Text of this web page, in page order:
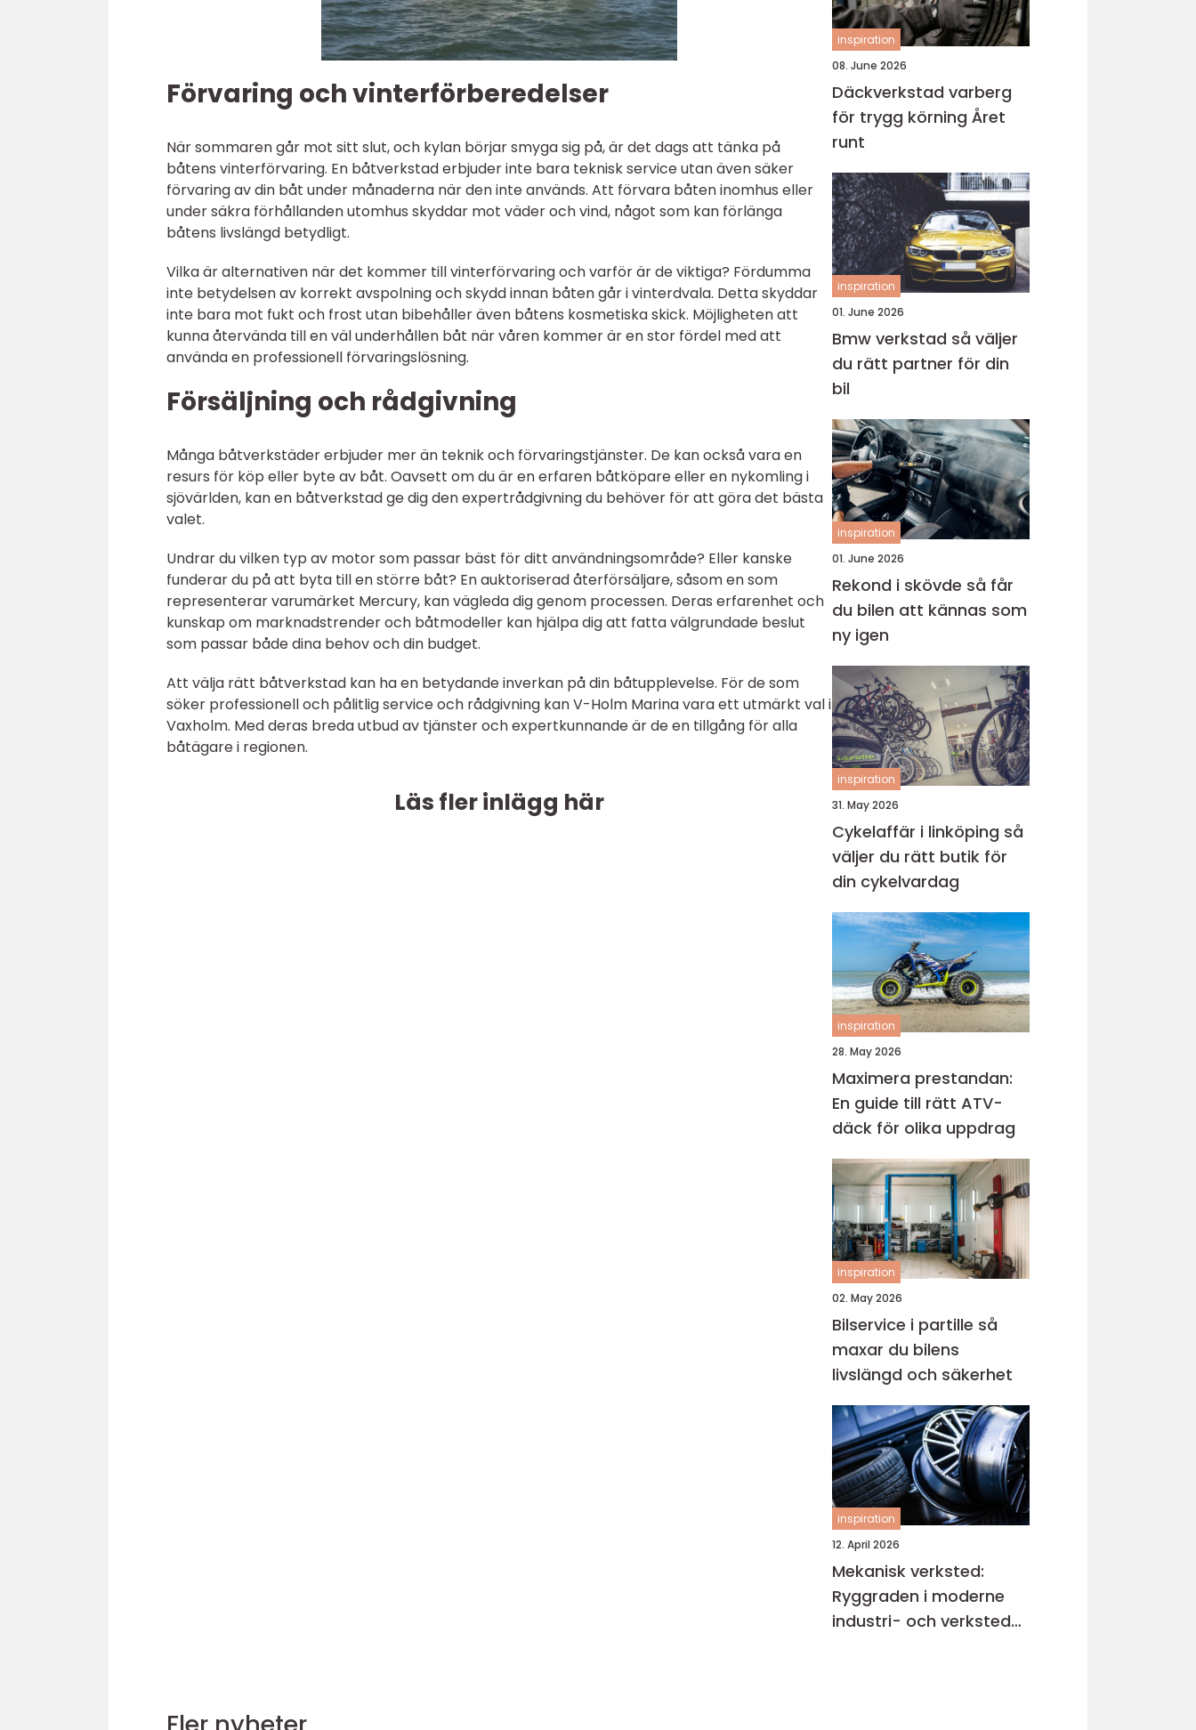
Förvaring och vinterförberedelser
När sommaren går mot sitt slut, och kylan börjar smyga sig på, är det dags att tänka på
båtens vinterförvaring. En båtverkstad erbjuder inte bara teknisk service utan även säker
förvaring av din båt under månaderna när den inte används. Att förvara båten inomhus eller
under säkra förhållanden utomhus skyddar mot väder och vind, något som kan förlänga
båtens livslängd betydligt.
Vilka är alternativen när det kommer till vinterförvaring och varför är de viktiga? Fördumma
inte betydelsen av korrekt avspolning och skydd innan båten går i vinterdvala. Detta skyddar
inte bara mot fukt och frost utan bibehåller även båtens kosmetiska skick. Möjligheten att
kunna återvända till en väl underhållen båt när våren kommer är en stor fördel med att
använda en professionell förvaringslösning.
Försäljning och rådgivning
Många båtverkstäder erbjuder mer än teknik och förvaringstjänster. De kan också vara en
resurs för köp eller byte av båt. Oavsett om du är en erfaren båtköpare eller en nykomling i
sjövärlden, kan en båtverkstad ge dig den expertrådgivning du behöver för att göra det bästa
valet.
Undrar du vilken typ av motor som passar bäst för ditt användningsområde? Eller kanske
funderar du på att byta till en större båt? En auktoriserad återförsäljare, såsom en som
representerar varumärket Mercury, kan vägleda dig genom processen. Deras erfarenhet och
kunskap om marknadstrender och båtmodeller kan hjälpa dig att fatta välgrundade beslut
som passar både dina behov och din budget.
Att välja rätt båtverkstad kan ha en betydande inverkan på din båtupplevelse. För de som
söker professionell och pålitlig service och rådgivning kan V-Holm Marina vara ett utmärkt val i
Vaxholm. Med deras breda utbud av tjänster och expertkunnande är de en tillgång för alla
båtägare i regionen.
Läs fler inlägg här
inspiration
08. June 2026
Däckverkstad varberg
för trygg körning Året
runt
inspiration
01. June 2026
Bmw verkstad så väljer
du rätt partner för din
bil
inspiration
01. June 2026
Rekond i skövde så får
du bilen att kännas som
ny igen
inspiration
31. May 2026
Cykelaffär i linköping så
väljer du rätt butik för
din cykelvardag
inspiration
28. May 2026
Maximera prestandan:
En guide till rätt ATV-
däck för olika uppdrag
inspiration
02. May 2026
Bilservice i partille så
maxar du bilens
livslängd och säkerhet
inspiration
12. April 2026
Mekanisk verksted:
Ryggraden i moderne
industri- och verksted-